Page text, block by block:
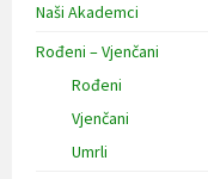
Naši Akademci
Rođeni – Vjenčani
Rođeni
Vjenčani
Umrli